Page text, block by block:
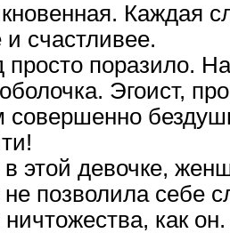
Каждая
счастливее.
поразило.
Эгоист,
совершенно
этой девочке,
позволила себе
как он.